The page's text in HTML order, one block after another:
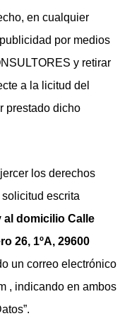
en cualquier
por medios
y retirar
a la licitud del
prestado dicho
los derechos
escrita
al domicilio Calle
26, 1ºA, 29600
un correo electrónico
, indicando en ambos